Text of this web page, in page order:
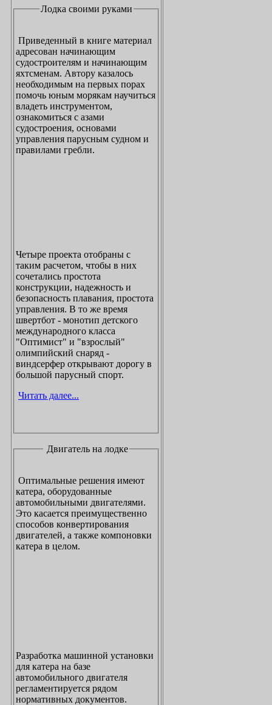
Лодка своими руками
Приведенный в книге материал
адресован начинающим
судостроителям и начинающим
яхтсменам. Автору казалось
необходимым на первых порах
помочь юным морякам научиться
владеть инструментом,
ознакомиться с азами
судостроения, основами
управления парусным судном и
правилами гребли.
Четыре проекта отобраны с
таким расчетом, чтобы в них
сочетались простота
конструкции, надежность и
безопасность плавания, простота
управления. В то же время
швертбот - монотип детского
международного класса
"Оптимист" и "взрослый"
олимпийский снаряд -
виндсерфер открывают дорогу в
большой парусный спорт.
Читать далее...
Двигатель на лодке
Оптимальные решения имеют
катера, оборудованные
автомобильными двигателями.
Это касается преимущественно
способов конвертирования
двигателей, а также компоновки
катера в целом.
Разработка машинной установки
для катера на базе
автомобильного двигателя
регламентируется рядом
нормативных документов.